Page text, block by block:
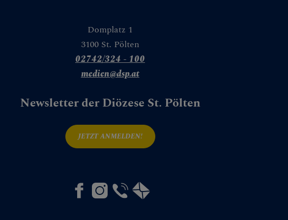
in der Kirche
der Kirchen
& Denkmalpflege
Domplatz 1
3100 St. Pölten
02742/324 - 100
medien@dsp.at
Newsletter der Diözese St. Pölten
JETZT ANMELDEN!